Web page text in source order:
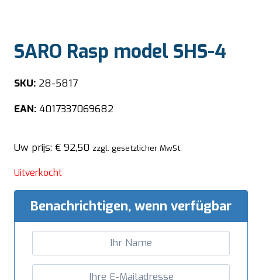
SARO Rasp model SHS-4
SKU: 28-5817
EAN: 4017337069682
Uw prijs: € 92,50 zzgl. gesetzlicher MwSt.
Uitverkocht
Benachrichtigen, wenn verfügbar